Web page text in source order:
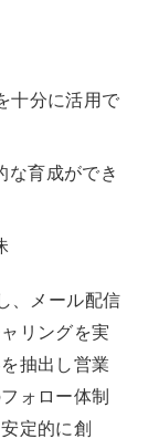
十分に活用で
な育成ができ
、メール配信
リングを実
抽出し営業
ォロー体制
定的に創